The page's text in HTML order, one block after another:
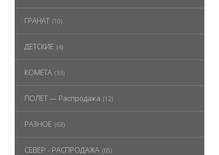
ГРАНАТ (10)
ДЕТСКИЕ (4)
КОМЕТА (33)
ПОЛЕТ — Распродажа (12)
РАЗНОЕ (63)
СЕВЕР - РАСПРОДАЖА (65)